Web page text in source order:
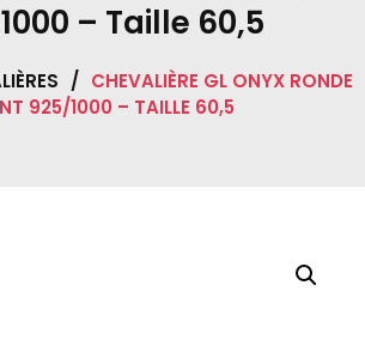
– Taille 60,5
/ CHEVALIÈRE GL ONYX RONDE
925/1000 – TAILLE 60,5